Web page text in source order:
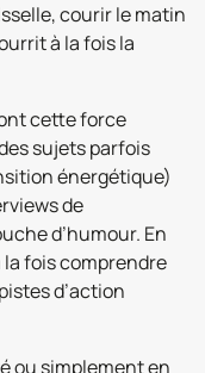
courir le matin
à la fois la
cette force
sujets parfois
énergétique)
de
d’humour. En
fois comprendre
d’action
ou simplement en